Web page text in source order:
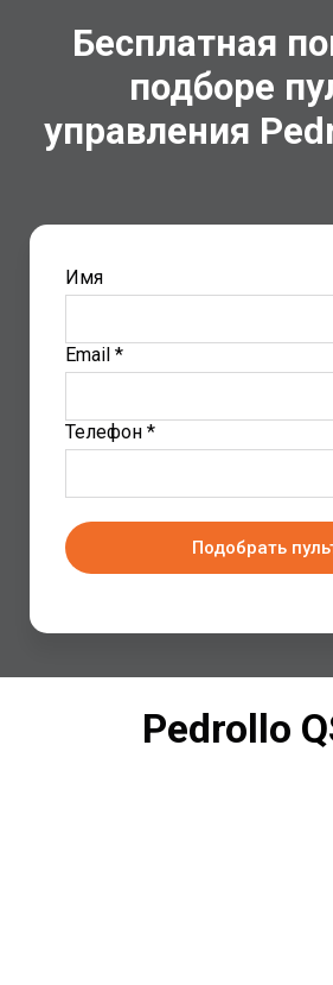
Бесплатная
подборе
управления
Имя
Email *
Телефон *
Подобрать
Pedrollo